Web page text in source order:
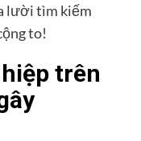
lười tìm kiếm
to!
trên